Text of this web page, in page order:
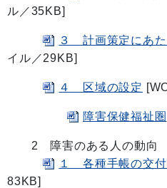
ル／35KB]
３ 計画策定にあ
イル／29KB]
４ 区域の設定
障害保健福祉圏
2 障害のある人の動向
１ 各種手帳の交付
83KB]